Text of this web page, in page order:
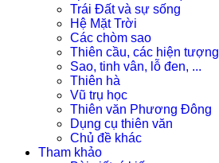
Trái Đất và sự sống
Hệ Mặt Trời
Các chòm sao
Thiên cầu, các hiện tượng
Sao, tinh vân, lỗ đen, ...
Thiên hà
Vũ trụ học
Thiên văn Phương Đông
Dụng cụ thiên văn
Chủ đề khác
Tham khảo